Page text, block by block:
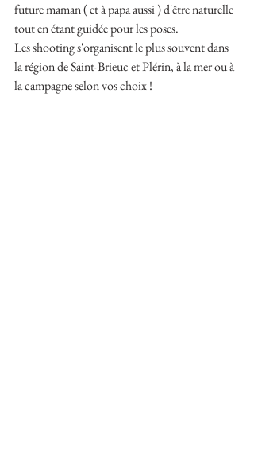
future maman ( et à papa aussi ) d'être naturelle
tout en étant guidée pour les poses.
Les shooting s'organisent le plus souvent dans
la région de Saint-Brieuc et Plérin, à la mer ou à
la campagne selon vos choix !